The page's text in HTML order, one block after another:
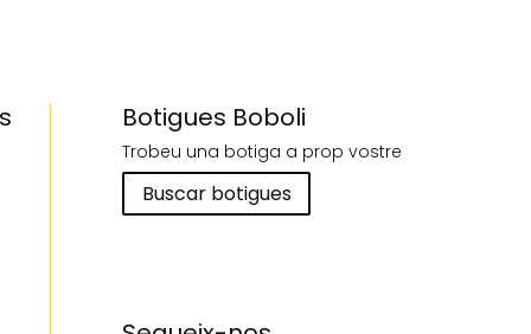
Botigues Boboli
Trobeu una botiga a prop vostre
Buscar botigues